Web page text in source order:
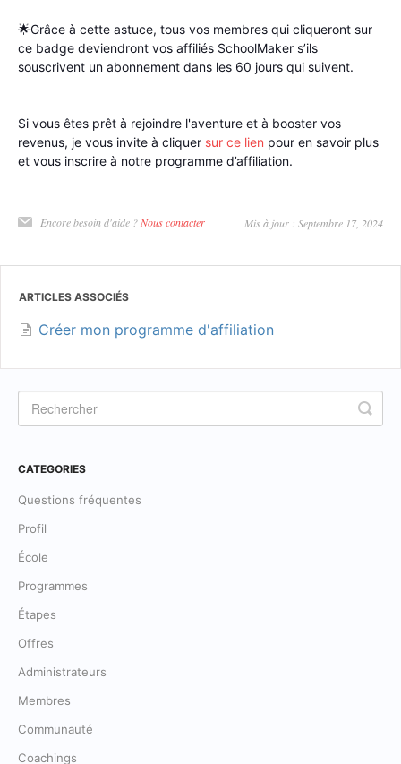
🌟Grâce à cette astuce, tous vos membres qui cliqueront sur
ce badge deviendront vos affiliés SchoolMaker s’ils
souscrivent un abonnement dans les 60 jours qui suivent.
Si vous êtes prêt à rejoindre l'aventure et à booster vos
revenus, je vous invite à cliquer sur ce lien pour en savoir plus
et vous inscrire à notre programme d’affiliation.
Encore besoin d'aide ?Nous contacter Mis à jour : Septembre 17, 2024
ARTICLES ASSOCIÉS
Créer mon programme d'affiliation
CATEGORIES
Questions fréquentes
Profil
École
Programmes
Étapes
Offres
Administrateurs
Membres
Communauté
Coachings